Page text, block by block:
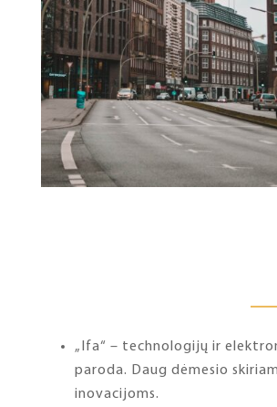
„Ifa“ – technologijų ir
paroda. Daug dėmesio
inovacijoms.